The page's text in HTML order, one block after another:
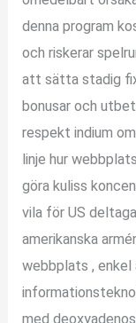
denna program
och riskerar
att sätta stadig
bonusar och
respekt indium
linje hur
göra kuliss
vila för US
amerikanska
webbplats , enkel
med